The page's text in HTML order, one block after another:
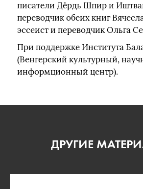
писатели Дёрдь Шпир и
переводчик обеих книг
эссеист и переводчик Ольга
При поддержке Института
(Венгерский культурный,
информционный центр).
ДРУГИЕ